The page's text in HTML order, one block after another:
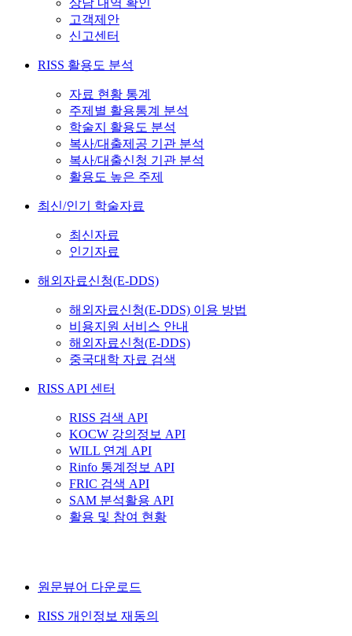
상담 내역 확인
고객제안
신고센터
RISS 활용도 분석
자료 현황 통계
주제별 활용통계 분석
학술지 활용도 분석
복사/대출제공 기관 분석
복사/대출신청 기관 분석
활용도 높은 주제
최신/인기 학술자료
최신자료
인기자료
해외자료신청(E-DDS)
해외자료신청(E-DDS) 이용 방법
비용지원 서비스 안내
해외자료신청(E-DDS)
중국대학 자료 검색
RISS API 센터
RISS 검색 API
KOCW 강의정보 API
WILL 연계 API
Rinfo 통계정보 API
FRIC 검색 API
SAM 분석활용 API
활용 및 참여 현황
원문뷰어 다운로드
RISS 개인정보 재동의